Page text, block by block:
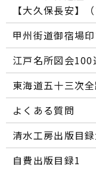
【大久保長安】
甲州街道御宿場
江戸名所図会100
東海道五十三次全
よくある質問
清水工房出版目
自費出版目録1